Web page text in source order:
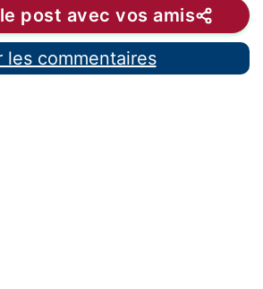
post avec vos amis
les commentaires